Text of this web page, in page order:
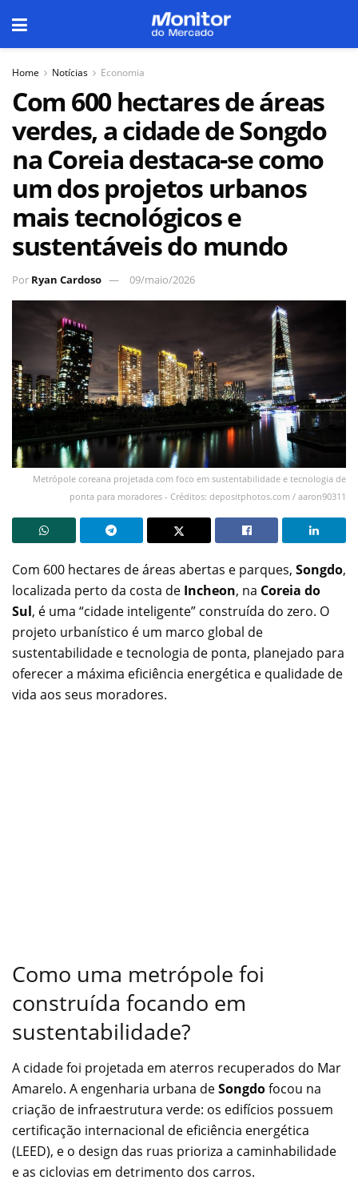
Home Notícias Economia
Com 600 hectares de áreas
verdes, a cidade de Songdo
na Coreia destaca-se como
um dos projetos urbanos
mais tecnológicos e
sustentáveis do mundo
Por Ryan Cardoso 09/maio/2026
Metrópole coreana projetada com foco em sustentabilidade e tecnologia de
ponta para moradores - Créditos: depositphotos.com / aaron90311
Com 600 hectares de áreas abertas e parques, Songdo,
localizada perto da costa de Incheon, na Coreia do
Sul, é uma “cidade inteligente” construída do zero. O
projeto urbanístico é um marco global de
sustentabilidade e tecnologia de ponta, planejado para
oferecer a máxima eficiência energética e qualidade de
vida aos seus moradores.
Como uma metrópole foi
construída focando em
sustentabilidade?
A cidade foi projetada em aterros recuperados do Mar
Amarelo. A engenharia urbana deSongdofocou na
criação de infraestrutura verde: os edifícios possuem
certificação internacional de eficiência energética
(LEED), e o design das ruas prioriza a caminhabilidade
e as ciclovias em detrimento dos carros.